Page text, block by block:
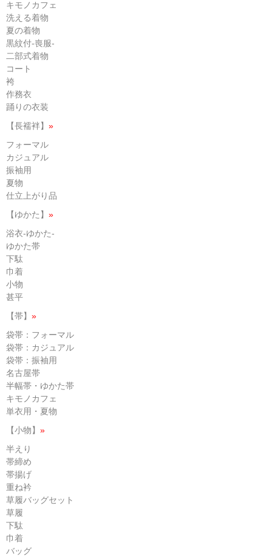
キモノカフェ
洗える着物
夏の着物
黒紋付-喪服-
二部式着物
コート
袴
作務衣
踊りの衣装
【長襦袢】 »
フォーマル
カジュアル
振袖用
夏物
仕立上がり品
【ゆかた】 »
浴衣-ゆかた-
ゆかた帯
下駄
巾着
小物
甚平
【帯】 »
袋帯：フォーマル
袋帯：カジュアル
袋帯：振袖用
名古屋帯
半幅帯・ゆかた帯
キモノカフェ
単衣用・夏物
【小物】 »
半えり
帯締め
帯揚げ
重ね衿
草履バッグセット
草履
下駄
巾着
バッグ